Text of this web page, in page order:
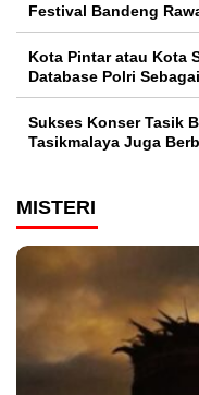
Festival Bandeng
Kota Pintar atau Kota
Database Polri
Sukses Konser Tasik
Tasikmalaya Juga
MISTERI